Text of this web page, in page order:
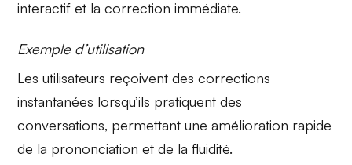
interactif et la correction immédiate.
Exemple d’utilisation
Les utilisateurs reçoivent des corrections
instantanées lorsqu’ils pratiquent des
conversations, permettant uneamélioration rapide
de la prononciation et de la fluidité.